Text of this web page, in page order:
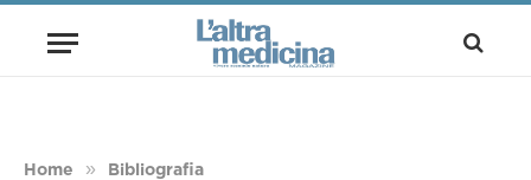
Home » Bibliografia
Bibliografia: Fisioterapia di segnale: